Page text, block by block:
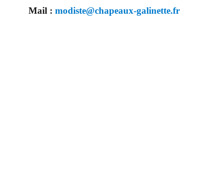
Mail : modiste@chapeaux-galinette.fr